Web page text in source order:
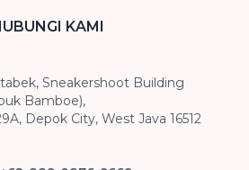
KAMI
Sneakershoot Building
Bamboe),
Depok City, West Java 16512